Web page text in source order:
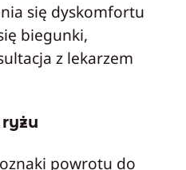
się dyskomfortu
biegunki,
z lekarzem
powrotu do